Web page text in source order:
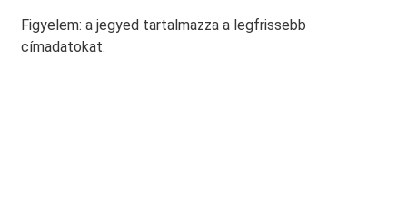
Figyelem: a jegyed tartalmazza a legfrissebb
címadatokat.